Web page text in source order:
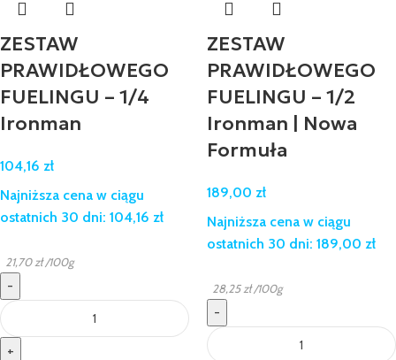
ZESTAW
PRAWIDŁOWEGO
FUELINGU – 1/4
Ironman
104,16 zł
Najniższa cena w ciągu
ostatnich 30 dni: 104,16 zł
21,70zł /100g
-
+
ZESTAW
PRAWIDŁOWEGO
FUELINGU – 1/2
Ironman | Nowa
Formuła
189,00 zł
Najniższa cena w ciągu
ostatnich 30 dni: 189,00 zł
28,25zł /100g
-